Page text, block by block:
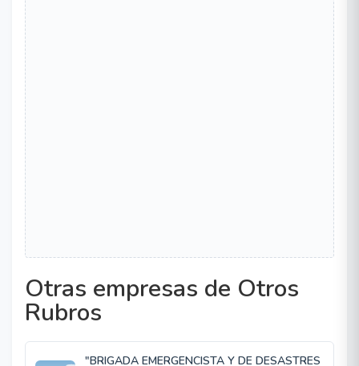
Otras empresas de Otros
Rubros
"BRIGADA EMERGENCISTA Y DE DESASTRES